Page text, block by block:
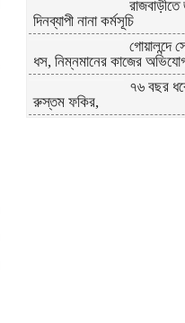
দিনব্যাপী নানা কর্মসূচি
গোয়ালন্দে
ধস, নিম্নমানের কাজের
৭৬ বছর
রুস্তম ফকির,